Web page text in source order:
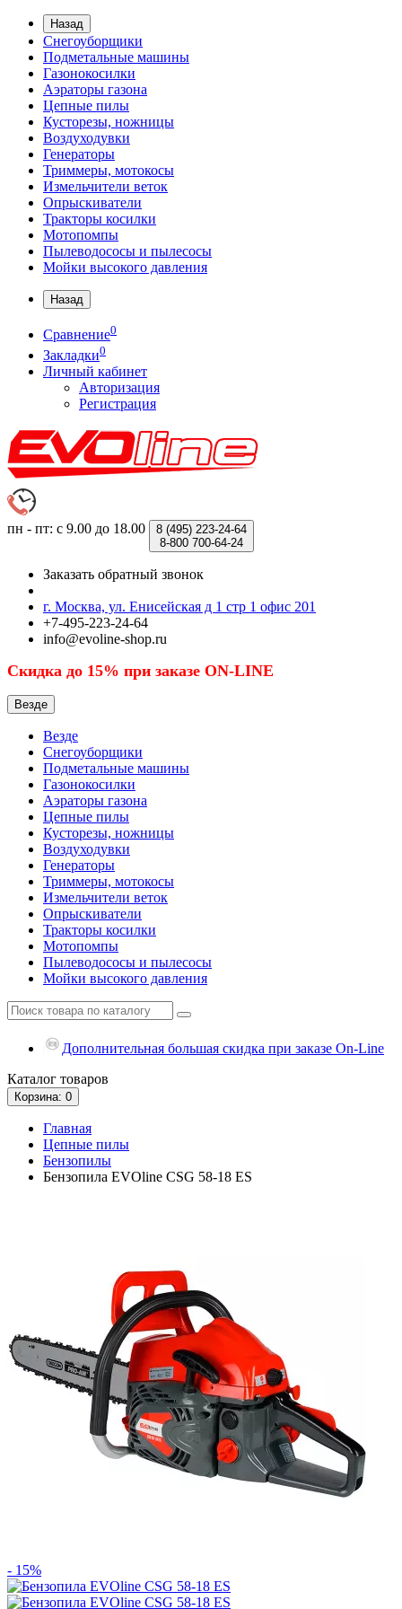
Назад
Снегоуборщики
Подметальные машины
Газонокосилки
Аэраторы газона
Цепные пилы
Кусторезы, ножницы
Воздуходувки
Генераторы
Триммеры, мотокосы
Измельчители веток
Опрыскиватели
Тракторы косилки
Мотопомпы
Пылеводососы и пылесосы
Мойки высокого давления
Назад
Сравнение0
Закладки0
Личный кабинет
Авторизация
Регистрация
пн - пт: с 9.00 до 18.00 8 (495) 223-24-64
8-800 700-64-24
Заказать обратный звонок
г. Москва, ул. Енисейская д 1 стр 1 офис 201
+7-495-223-24-64
info@evoline-shop.ru
Скидка до 15% при заказе ON-LINE
Везде
Везде
Снегоуборщики
Подметальные машины
Газонокосилки
Аэраторы газона
Цепные пилы
Кусторезы, ножницы
Воздуходувки
Генераторы
Триммеры, мотокосы
Измельчители веток
Опрыскиватели
Тракторы косилки
Мотопомпы
Пылеводососы и пылесосы
Мойки высокого давления
Дополнительная большая скидка при заказе On-Line
Каталог товаров
Корзина: 0
Главная
Цепные пилы
Бензопилы
Бензопила EVOline CSG 58-18 ES
- 15%